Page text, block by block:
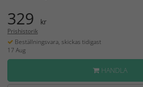
329 kr
Prishistorik
Beställningsvara, skickas tidigast
17 Aug
HANDLA